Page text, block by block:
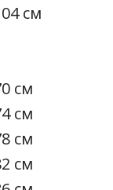
см
см
см
см
см